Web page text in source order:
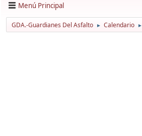
Menú Principal
GDA.-Guardianes Del Asfalto ► Calendario ►